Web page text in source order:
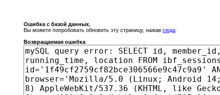
Ошибка с базой данных.
Вы можете попробовать обновить эту страницу, нажав сюда
Возвращаемая ошибка